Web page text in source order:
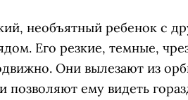
необъятный ребенок с
Его резкие, темные,
Они вылезают из
позволяют ему видеть